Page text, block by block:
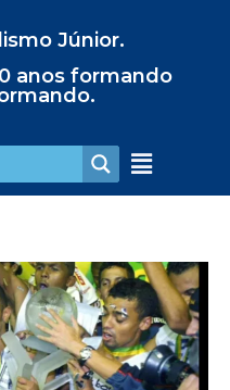
Júnior.
anos formando